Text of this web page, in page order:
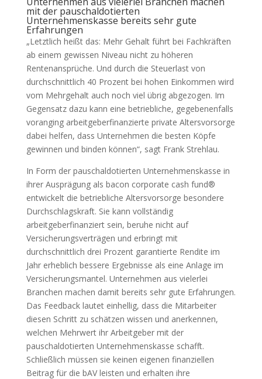
mit der pauschaldotierten
Unternehmenskasse bereits sehr gute
Erfahrungen
„Letztlich heißt das: Mehr Gehalt führt bei Fachkräften
ab einem gewissen Niveau nicht zu höheren
Rentenansprüche. Und durch die Steuerlast von
durchschnittlich 40 Prozent bei hohen Einkommen wird
vom Mehrgehalt auch noch viel übrig abgezogen. Im
Gegensatz dazu kann eine betriebliche, gegebenenfalls
voranging arbeitgeberfinanzierte private Altersvorsorge
dabei helfen, dass Unternehmen die besten Köpfe
gewinnen und binden können“, sagt Frank Strehlau.
In Form der pauschaldotierten Unternehmenskasse in
ihrer Ausprägung als bacon corporate cash fund®
entwickelt die betriebliche Altersvorsorge besondere
Durchschlagskraft. Sie kann vollständig
arbeitgeberfinanziert sein, beruhe nicht auf
Versicherungsverträgen und erbringt mit
durchschnittlich drei Prozent garantierte Rendite im
Jahr erheblich bessere Ergebnisse als eine Anlage im
Versicherungsmantel. Unternehmen aus vielerlei
Branchen machen damit bereits sehr gute Erfahrungen.
Das Feedback lautet einhellig, dass die Mitarbeiter
diesen Schritt zu schätzen wissen und anerkennen,
welchen Mehrwert ihr Arbeitgeber mit der
pauschaldotierten Unternehmenskasse schafft.
Schließlich müssen sie keinen eigenen finanziellen
Beitrag für die bAV leisten und erhalten ihre